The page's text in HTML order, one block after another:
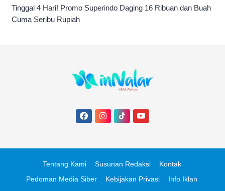
Tinggal 4 Hari! Promo Superindo Daging 16 Ribuan dan Buah
Cuma Seribu Rupiah
Tentang Kami Susunan Redaksi
Kontak
Pedoman Media Siber
Kebijakan Privasi
Info Iklan